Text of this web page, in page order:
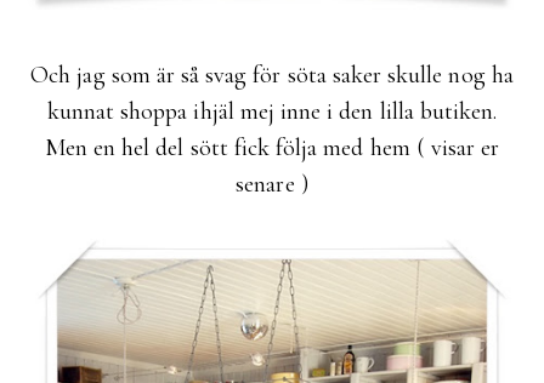
Och jag som är så svag för söta saker skulle nog ha
kunnat shoppa ihjäl mej inne i den lilla butiken.
Men en hel del sött fick följa med hem ( visar er
senare )